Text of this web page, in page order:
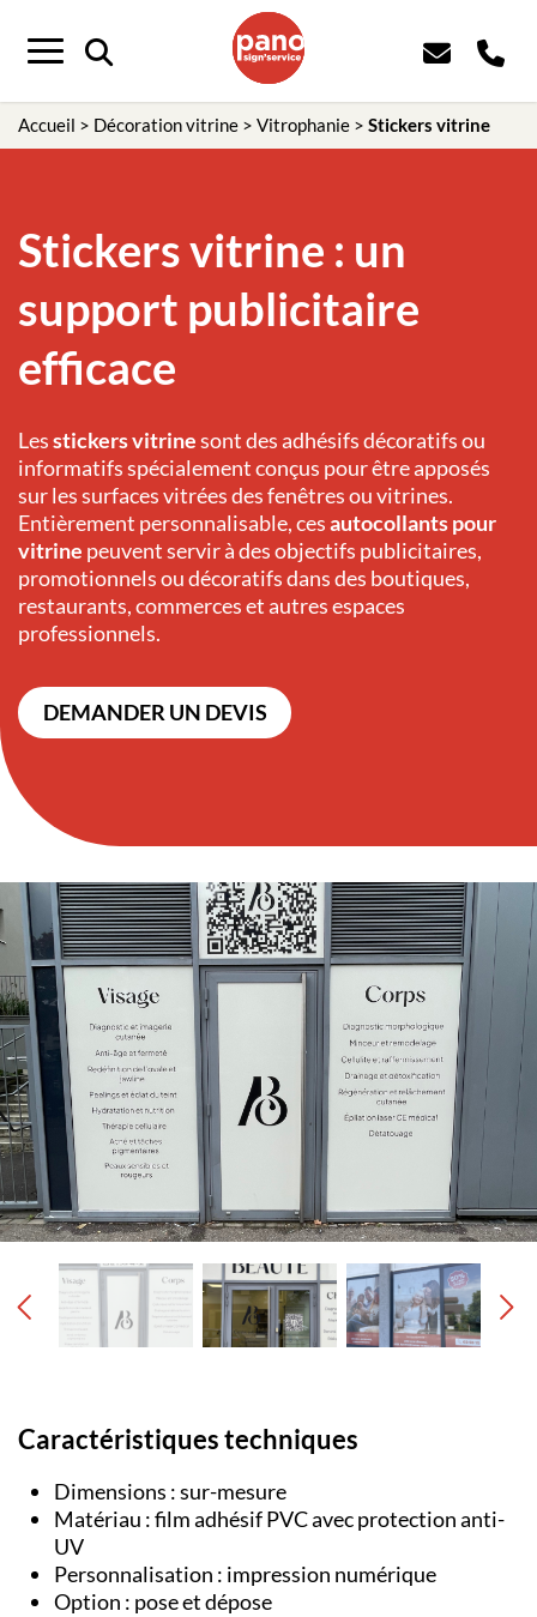
Menu
Accueil > Décoration vitrine > Vitrophanie > Stickers vitrine
Stickers vitrine : un
support publicitaire
efficace
Lesstickers vitrinesont des adhésifs décoratifs ou
informatifs spécialement conçus pour être apposés
sur les surfaces vitrées des fenêtres ou vitrines.
Entièrement personnalisable, cesautocollants pour
vitrine peuvent servir à des objectifs publicitaires,
promotionnels ou décoratifs dans des boutiques,
restaurants, commerces et autres espaces
professionnels.
DEMANDER UN DEVIS
Caractéristiques techniques
Dimensions : sur-mesure
Matériau : film adhésif PVC avec protection anti-
UV
Personnalisation : impression numérique
Option : pose et dépose
Panneau de gestion des cookies